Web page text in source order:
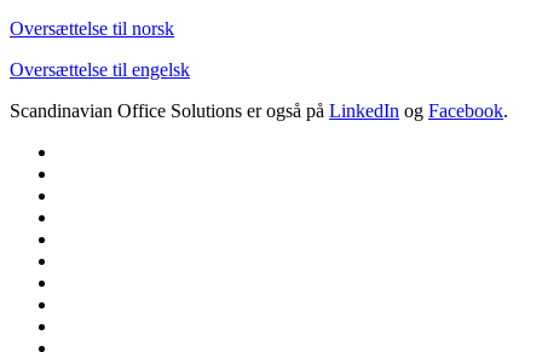
Oversættelse til norsk
Oversættelse til engelsk
Scandinavian Office Solutions er også på LinkedIn og Facebook.